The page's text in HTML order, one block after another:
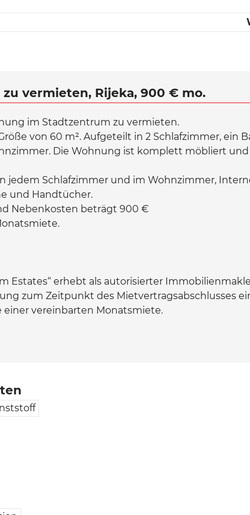
zu vermieten, Rijeka, 900 € mo.
im Stadtzentrum zu vermieten.
von 60 m². Aufgeteilt in 2 Schlafzimmer, ein
Die Wohnung ist komplett möbliert
jedem Schlafzimmer und im Wohnzimmer,
und Handtücher.
Nebenkosten beträgt 900 €
Estates“ erhebt als autorisierter
zum Zeitpunkt des Mietvertragsabschlusses
einer vereinbarten Monatsmiete.